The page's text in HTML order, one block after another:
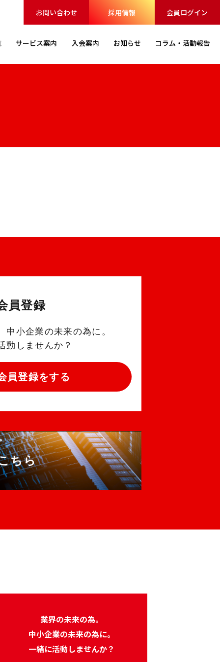
お問い合わせ 採用情報 会員ログイン
サービス案内 入会案内 お知らせ コラム・ 活動報告
員登録
中小企業の未来の為に。
動しませんか？
員登録をする
ちら
業界の未来の為。
中小企業の未来の為に。
一緒に活動しませんか？